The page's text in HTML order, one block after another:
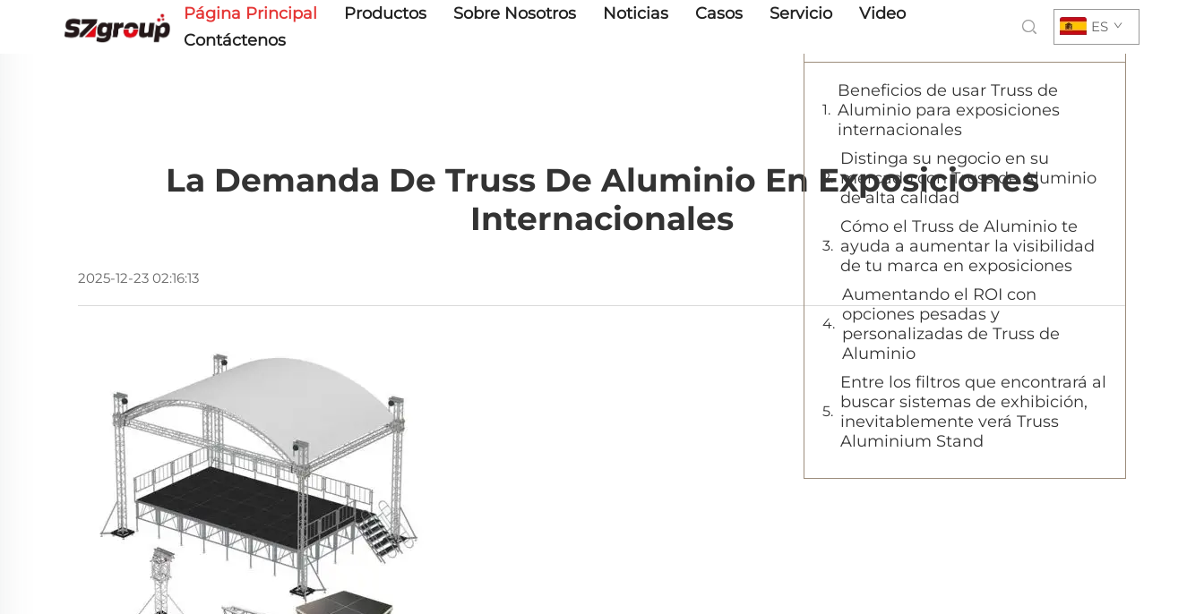
Página Principal Productos Sobre Nosotros Noticias Casos Servicio
Video
Contáctenos
ES
La Demanda De Truss De Aluminio En Exposiciones
Internacionales
2025-12-23 02:16:13
Beneficios de usar Truss de
Aluminio para exposiciones
internacionales
Distinga su negocio en su
mercado con Truss de Aluminio
de alta calidad
Cómo el Truss de Aluminio te
ayuda a aumentar la visibilidad
de tu marca en exposiciones
Aumentando el ROI con
opciones pesadas y
personalizadas de Truss de
Aluminio
Entre los filtros que encontrará al
buscar sistemas de exhibición,
inevitablemente verá Truss
Aluminium Stand